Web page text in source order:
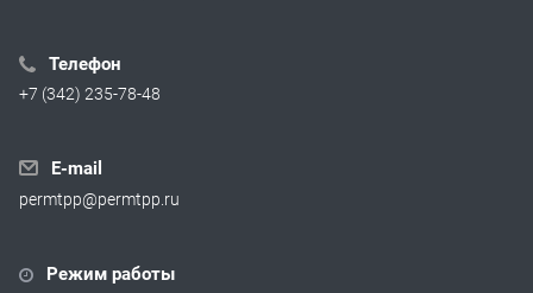
Телефон
+7 (342) 235-78-48
E-mail
permtpp@permtpp.ru
Режим работы